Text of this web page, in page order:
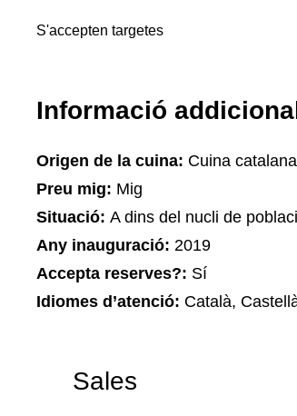
S'accepten targetes
Informació
Origen de la cuina: Cuina catalana
Preu mig: Mig
Situació: A dins del nucli de
Any inauguració: 2019
Accepta reserves?: Sí
Idiomes d’atenció: Català,
Sales